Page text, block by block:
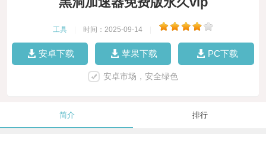
工具 时间：2025-09-14
安卓下载 苹果下载 PC下载
安卓市场，安全绿色
简介 排行